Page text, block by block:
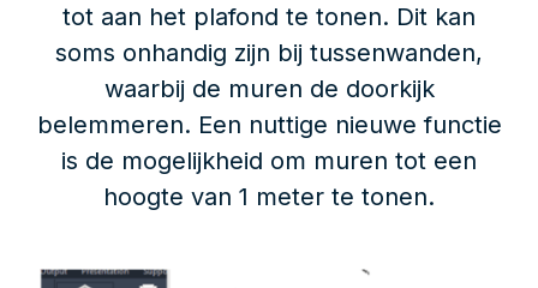
tot aan het plafond te tonen. Dit kan
soms onhandig zijn bij tussenwanden,
waarbij de muren de doorkijk
belemmeren. Een nuttige nieuwe functie
is de mogelijkheid om muren tot een
hoogte van 1 meter te tonen.